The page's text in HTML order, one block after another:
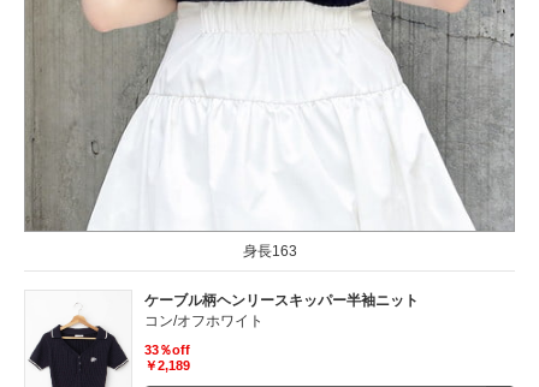
身長163
ケーブル柄ヘンリースキッパー半袖ニット
コン/オフホワイト
33％off
￥2,189